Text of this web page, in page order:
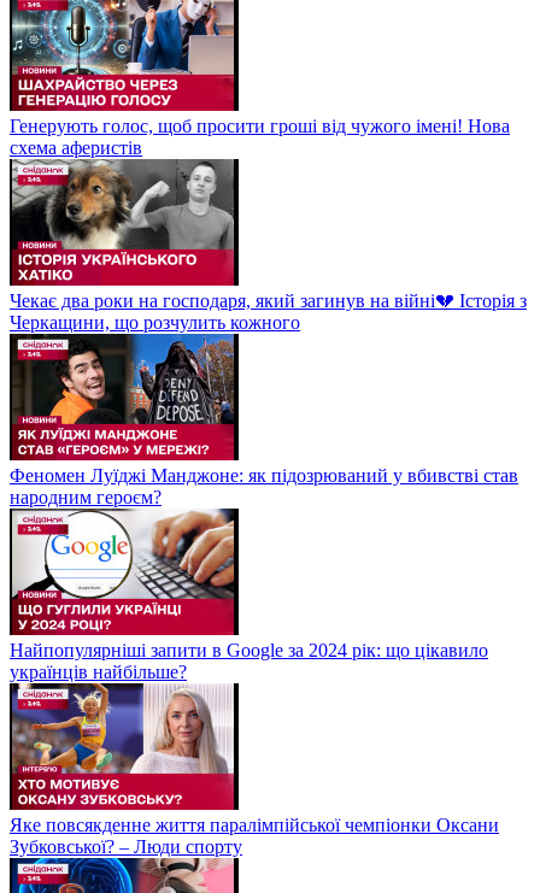
Генерують голос, щоб просити гроші від чужого імені! Нова
схема аферистів
Чекає два роки на господаря, який загинув на війні💔 Історія з
Черкащини, що розчулить кожного
Феномен Луїджі Манджоне: як підозрюваний у вбивстві став
народним героєм?
Найпопулярніші запити в Google за 2024 рік: що цікавило
українців найбільше?
Яке повсякденне життя паралімпійської чемпіонки Оксани
Зубковської? – Люди спорту